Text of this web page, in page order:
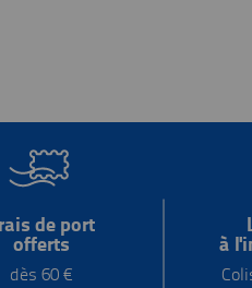
de port
offerts
dès 60 €
à